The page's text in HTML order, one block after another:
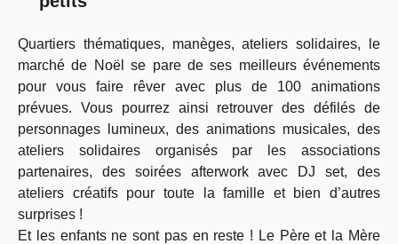
Quartiers thématiques, manèges, ateliers solidaires, le
marché de Noël se pare de ses meilleurs événements
pour vous faire rêver avec plus de 100 animations
prévues. Vous pourrez ainsi retrouver des défilés de
personnages lumineux, des animations musicales, des
ateliers solidaires organisés par les associations
partenaires, des soirées afterwork avec DJ set, des
ateliers créatifs pour toute la famille et bien d’autres
surprises !
Et les enfants ne sont pas en reste ! Le Père et la Mère